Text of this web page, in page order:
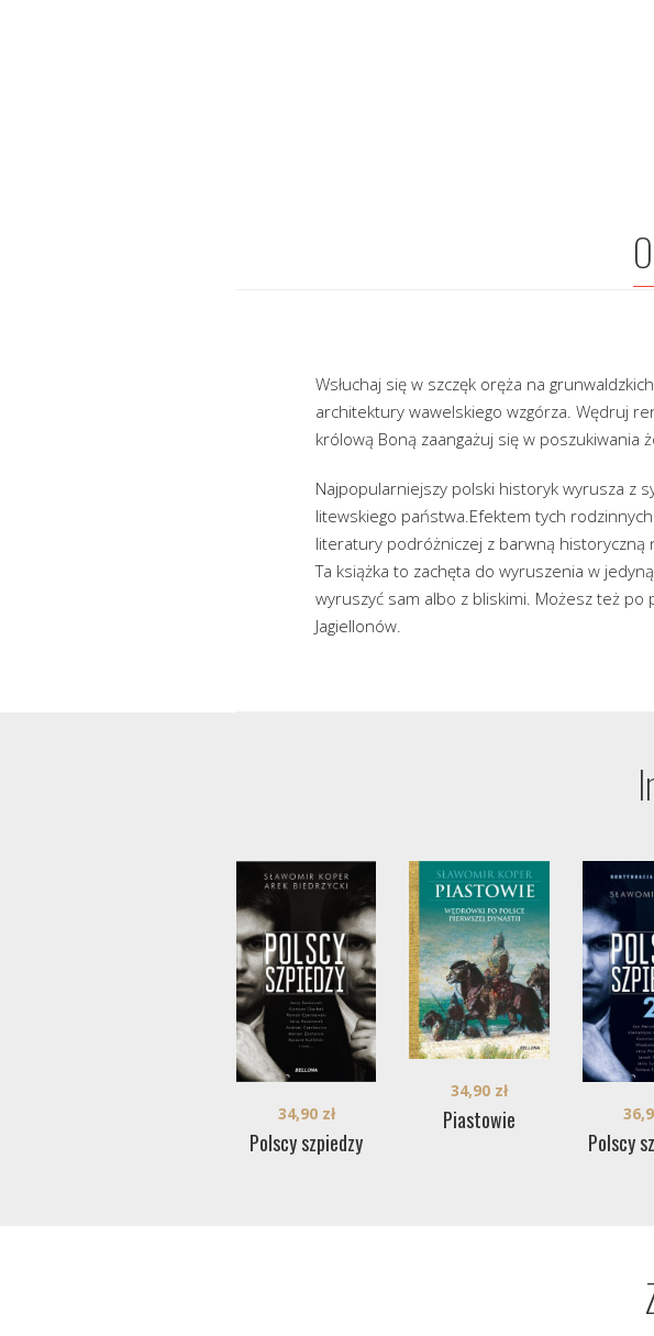
Wsłuchaj się w szczęk oręża na
architektury wawelskiego wzgórza. Wędruj
królową Boną zaangażuj się w poszukiwania
Najpopularniejszy polski historyk wyrusza z
litewskiego państwa.Efektem tych
literatury podróżniczej z barwną historyczną
Ta książka to zachęta do wyruszenia w
wyruszyć sam albo z bliskimi. Możesz też po
Jagiellonów.
Polscy szpiedzy
34,90 zł Piastowie
34,90 zł
Polscy